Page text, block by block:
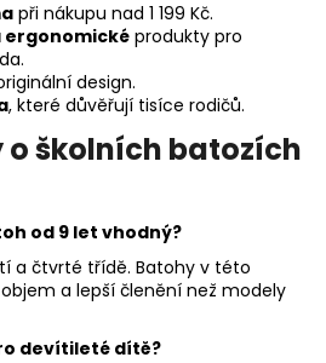
při nákupu nad 1 199 Kč.
produkty pro
design.
, které důvěřují tisíce rodičů.
o školních batozích
od 9 let vhodný?
a čtvrté třídě. Batohy v této
a lepší členění než modely
devítileté dítě?